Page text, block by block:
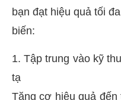
bạn đạt hiệu quả tối
biến:
1. Tập trung vào kỹ
tạ
Tăng cơ hiệu quả